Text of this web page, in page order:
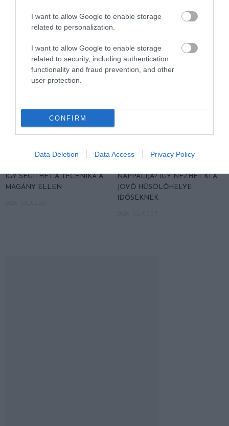
I want to allow Google to enable storage
related to personalization.
I want to allow Google to enable storage
related to security, including authentication
functionality and fraud prevention, and other
user protection.
CONFIRM
Data Deletion Data Access Privacy Policy
2026. JÚLIUS 30.
A VIDEÓHÍVÁS NEM ÖLELÉS,
ÍGY SEGÍTHET A TECHNIKA A
MAGÁNY ELLEN
A KÖNYVTÁR, A TEMPLOM
NAPPALIJA? ÍGY NÉZHET KI A
JÖVŐ HŰSÖLŐHELYE
IDŐSEKNEK